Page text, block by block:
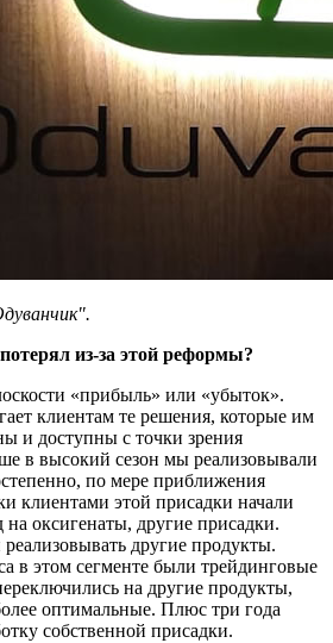
из-за этой реформы?
«прибыль» или «убыток».
клиентам те решения, которые им
и доступны с точки зрения
в высокий сезон мы реализовывали
по мере приближения
клиентами этой присадки начали
на оксигенаты, другие присадки.
другие продукты.
в этом сегменте были трейдинговые
на другие продукты,
оптимальные. Плюс три года
собственной присадки.